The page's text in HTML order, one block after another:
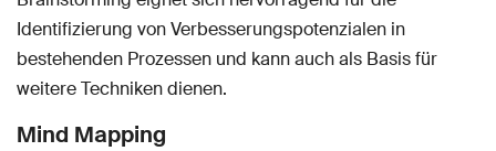
Identifizierung von Verbesserungspotenzialen in
bestehenden Prozessen und kann auch als Basis für
weitere Techniken dienen.
Mind Mapping